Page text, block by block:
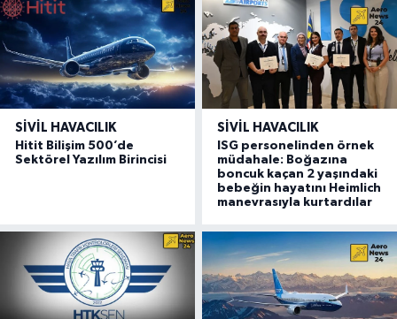
SIVIL HAVACILIK
Hitit Bilişim 500’de
Sektörel Yazılım Birincisi
SIVIL HAVACILIK
ISG personelinden örnek
müdahale: Boğazına
boncuk kaçan 2 yaşındaki
bebeğin hayatını Heimlich
manevrasıyla kurtardılar